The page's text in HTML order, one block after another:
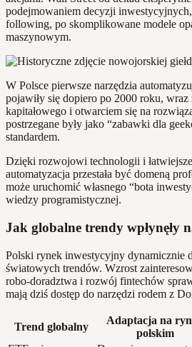
podejmowaniem decyzji
following, po skomplikowane modele
maszynowym.
W Polsce pierwsze narzędzia
pojawiły się dopiero po 2000 roku,
kapitałowego i otwarciem się na
postrzegane były jako “zabawki dla
standardem.
Dzięki rozwojowi technologii i
automatyzacja przestała być domeną
może uruchomić własnego “bota
wiedzy programistycznej.
Jak globalne trendy wpłynęły
Polski rynek inwestycyjny dynamicznie
światowych trendów. Wzrost
robo-doradztwa i rozwój fintechów
mają dziś dostęp do narzędzi rodem z
Trend globalny
Adaptacja na
polskim